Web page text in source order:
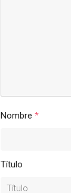
Nombre *
Título